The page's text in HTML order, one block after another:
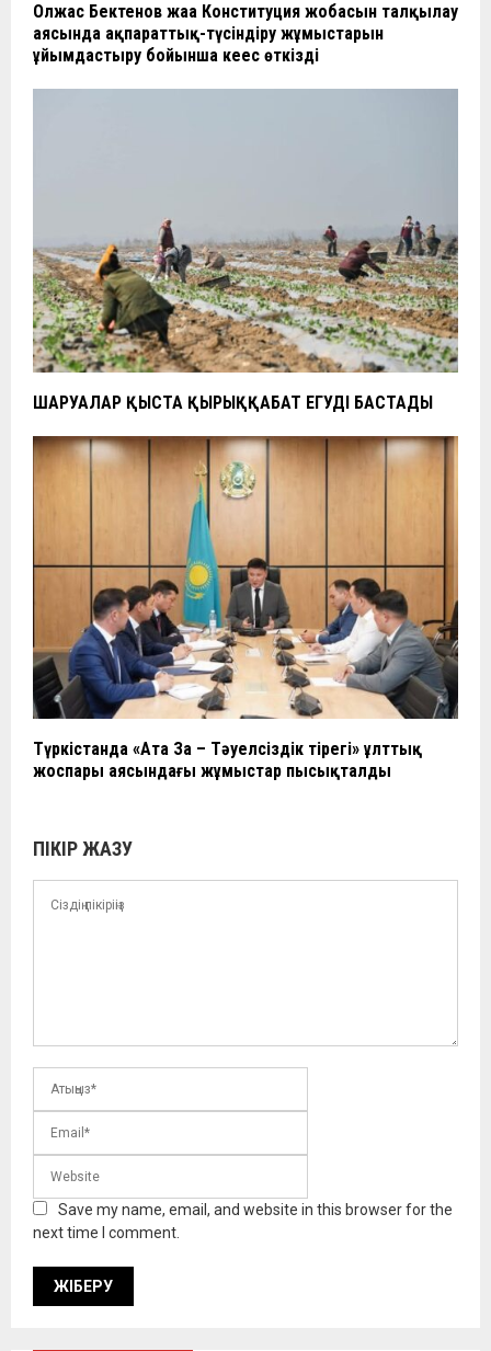
Олжас Бектенов жаңа Конституция жобасын талқылау
аясында ақпараттық-түсіндіру жұмыстарын
ұйымдастыру бойынша кеңес өткізді
ШАРУАЛАР ҚЫСТА ҚЫРЫҚҚАБАТ ЕГУДІ БАСТАДЫ
Түркістанда «Ата Заң – Тәуелсіздік тірегі» ұлттық
жоспары аясындағы жұмыстар пысықталды
ПІКІР ЖАЗУ
Save my name, email, and website in this browser for the
next time I comment.